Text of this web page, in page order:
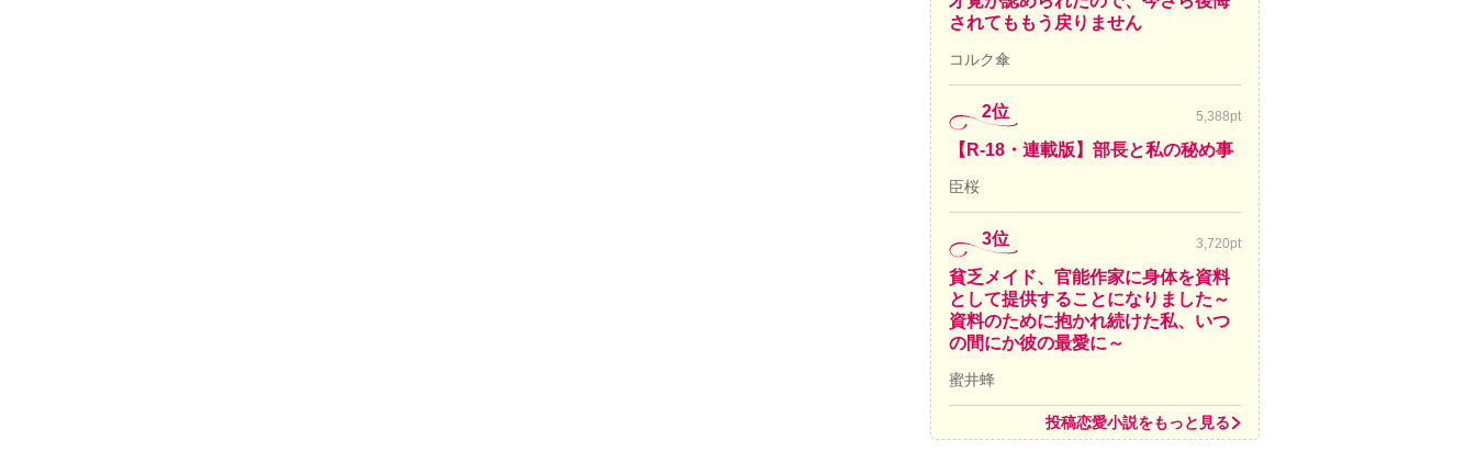
されてももう戻りません
コルク傘
2位 5,388pt
【R-18・連載版】部長と私の秘め事
臣桜
3位 3,720pt
貧乏メイド、官能作家に身体を資料
として提供することになりました～
資料のために抱かれ続けた私、いつ
の間にか彼の最愛に～
蜜井蜂
投稿恋愛小説をもっと見る